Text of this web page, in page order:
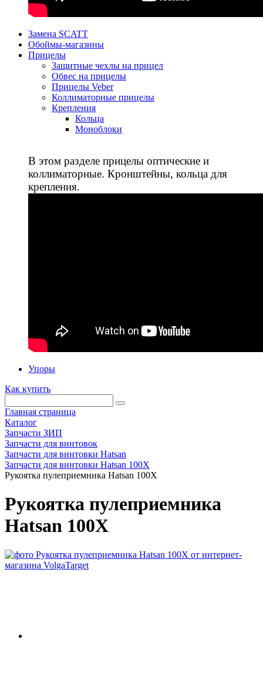
Замена SCATT
Обоймы-магазины
Прицелы
Защитные чехлы на прицел
Обвес на прицелы
Прицелы Veber
Коллиматорные прицелы
Крепления
Кольца
Моноблоки
В этом разделе прицелы оптические и
коллиматорные. Кронштейны, кольца для
крепления.
Упоры
Как купить
Главная страница
Каталог
Запчасти ЗИП
Запчасти для винтовок
Запчасти для винтовки Hatsan
Запчасти для винтовки Hatsan 100X
Рукоятка пулеприемника Hatsan 100X
Рукоятка пулеприемника
Hatsan 100X